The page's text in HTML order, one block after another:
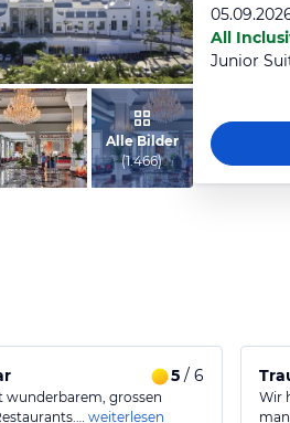
2020
Alle Bilder
(1.466)
All
Junior
5/ 6
wunderbarem, grossen
weiterlesen
Wir